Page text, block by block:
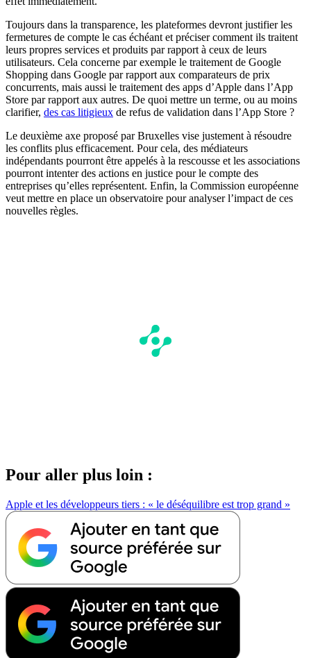
Toujours dans la transparence, les plateformes devront justifier les
fermetures de compte le cas échéant et préciser comment ils traitent
leurs propres services et produits par rapport à ceux de leurs
utilisateurs. Cela concerne par exemple le traitement de Google
Shopping dans Google par rapport aux comparateurs de prix
concurrents, mais aussi le traitement des apps d’Apple dans l’App
Store par rapport aux autres. De quoi mettre un terme, ou au moins
clarifier, des cas litigieux de refus de validation dans l’App Store ?
Le deuxième axe proposé par Bruxelles vise justement à résoudre
les conflits plus efficacement. Pour cela, des médiateurs
indépendants pourront être appelés à la rescousse et les associations
pourront intenter des actions en justice pour le compte des
entreprises qu’elles représentent. Enfin, la Commission européenne
veut mettre en place un observatoire pour analyser l’impact de ces
nouvelles règles.
Pour aller plus loin :
Apple et les développeurs tiers : « le déséquilibre est trop grand »